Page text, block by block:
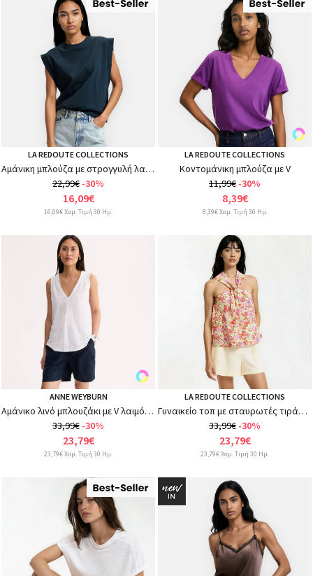
LA REDOUTE COLLECTIONS
Αμάνικη μπλούζα με στρογγυλή λαιμόκοψη
22,99€ -30%
16,09€
16,09€ Χαμ. Τιμή 30 Ημ.
LA REDOUTE COLLECTIONS
Κοντομάνικη μπλούζα με V
11,99€ -30%
8,39€
8,39€ Χαμ. Τιμή 30 Ημ.
ANNE WEYBURN
Αμάνικο λινό μπλουζάκι με V λαιμόκοψη
33,99€ -30%
23,79€
23,79€ Χαμ. Τιμή 30 Ημ.
LA REDOUTE COLLECTIONS
Γυναικείο τοπ με σταυρωτές τιράντες μπροστά και φλοράλ σχέδιο
33,99€ -30%
23,79€
23,79€ Χαμ. Τιμή 30 Ημ.